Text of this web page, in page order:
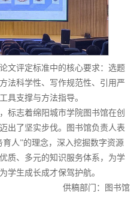
文评定标准中的核心要求：选题
法科学性、写作规范性、引用严
具支撑与方法指导。
标志着绵阳城市学院图书馆在创
出了坚实步伐。图书馆负责人表
人”的理念，深入挖掘数字资源
质、多元的知识服务体系，为学
学生成长成才保驾护航。
供稿部门：图书馆